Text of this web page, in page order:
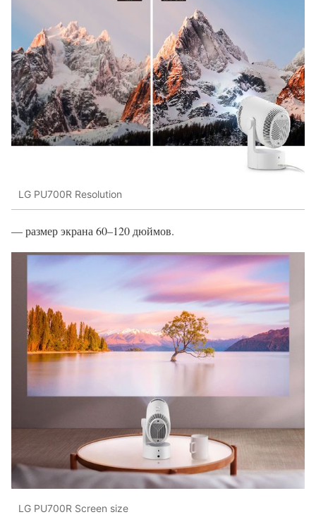
LG PU700R Resolution
— размер экрана 60–120 дюймов.
LG PU700R Screen size